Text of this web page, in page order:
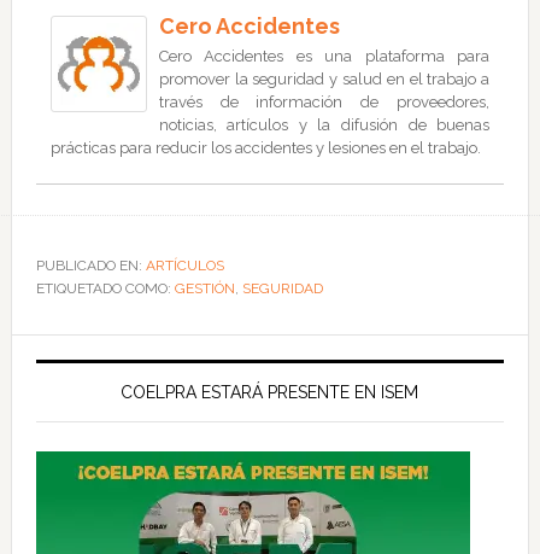
Cero Accidentes
Cero Accidentes es una plataforma para
promover la seguridad y salud en el trabajo a
través de información de proveedores,
noticias, artículos y la difusión de buenas
prácticas para reducir los accidentes y lesiones en el trabajo.
PUBLICADO EN: ARTÍCULOS
ETIQUETADO COMO: GESTIÓN, SEGURIDAD
COELPRA ESTARÁ PRESENTE EN ISEM